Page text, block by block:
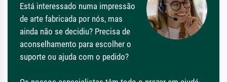
Está interessado numa impressão
de arte fabricada por nós, mas
ainda não se decidiu? Precisa de
aconselhamento para escolher o
suporte ou ajuda com o pedido?